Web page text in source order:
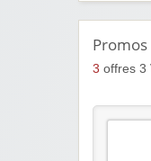
3 offres 3